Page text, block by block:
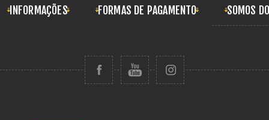
INFORMAÇÕES FORMAS DE PAGAMENTO SOMOS